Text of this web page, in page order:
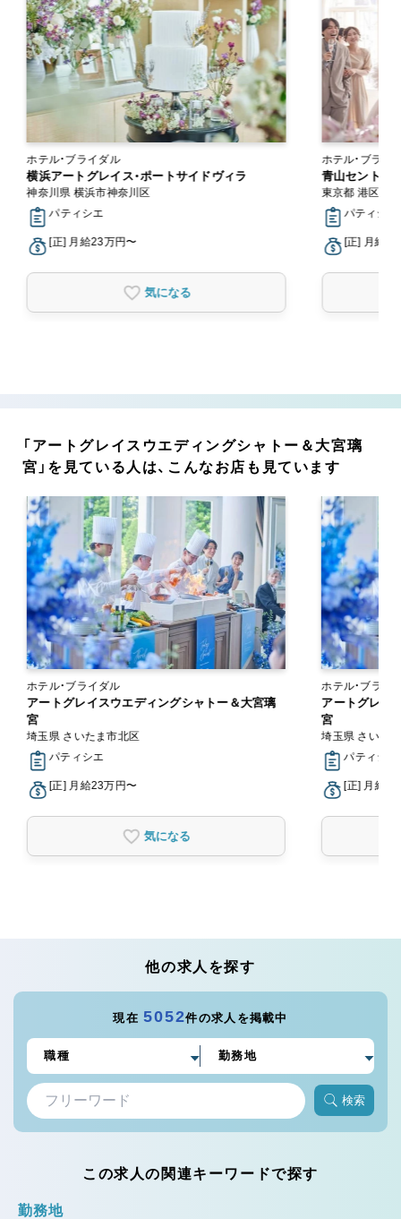
ホテル・ブライダル
横浜アートグレイス・ポートサイドヴィラ
神奈川県 横浜市神奈川区
パティシエ
[正] 月給23万円〜
気になる
ホテル・ブライ
青山セントグ
東京都 港区
パティシエ
[正] 月給
「アートグレイスウエディングシャトー＆大宮璃
宮」を見ている人は、こんなお店も見ています
ホテル・ブライダル
アートグレイスウエディングシャトー＆大宮璃
宮
埼玉県 さいたま市北区
パティシエ
[正] 月給23万円〜
気になる
ホテル・ブライ
アートグレイ
宮
埼玉県 さいた
パティシエ
[正] 月給
他の求人を探す
現在5052件の求人を掲載中
検索
この求人の関連キーワードで探す
勤務地